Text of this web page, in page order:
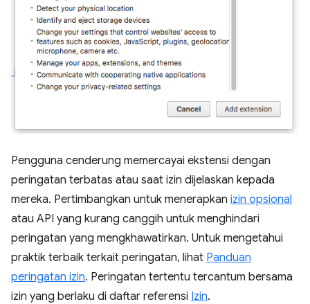
Pengguna cenderung memercayai ekstensi dengan
peringatan terbatas atau saat izin dijelaskan kepada
mereka. Pertimbangkan untuk menerapkan izin opsional
atau API yang kurang canggih untuk menghindari
peringatan yang mengkhawatirkan. Untuk mengetahui
praktik terbaik terkait peringatan, lihat Panduan
peringatan izin. Peringatan tertentu tercantum bersama
izin yang berlaku di daftar referensi Izin.